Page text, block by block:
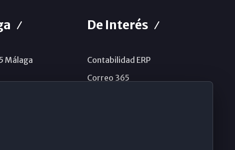
Málaga
De Interés
Contabilidad ERP
Correo 365